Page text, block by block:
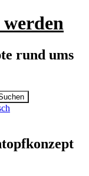
werden
rund ums